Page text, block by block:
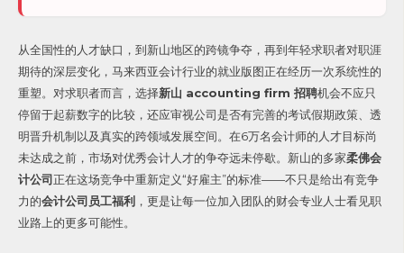
从全国性的人才缺口，到新山地区的跨镜争夺，再到年轻求职者对职涯
期待的深层变化，马来西亚会计行业的就业版图正在经历一次系统性的
重塑。对求职者而言，选择新山 accounting firm 招聘机会不应只
停留于起薪数字的比较，还应审视公司是否有完善的考试假期政策、透
明晋升机制以及真实的跨领域发展空间。在6万名会计师的人才目标尚
未达成之前，市场对优秀会计人才的争夺远未停歇。新山的多家柔佛会
计公司正在这场竞争中重新定义“好雇主”的标准——不只是给出有竞争
力的会计公司员工福利 ，更是让每一位加入团队的财会专业人士看见职
业路上的更多可能性。